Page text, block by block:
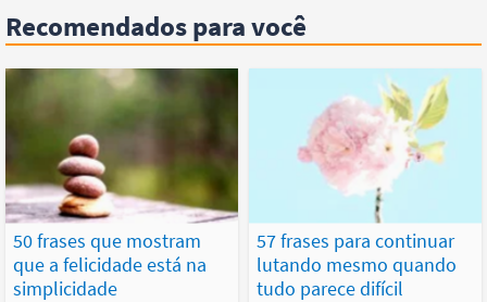
Recomendados para você
50 frases que mostram
que a felicidade está na
simplicidade
57 frases para continuar
lutando mesmo quando
tudo parece difícil